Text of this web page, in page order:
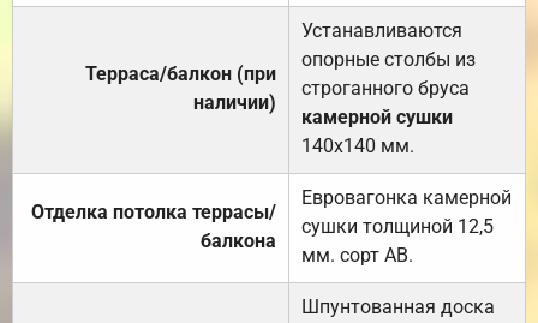
Терраса/балкон (при
наличии)
Устанавливаются
опорные столбы из
строганного бруса
камерной сушки
140х140 мм.
Отделка потолка террасы/
балкона
Евровагонка камерной
сушки толщиной 12,5
мм. сорт АВ.
Шпунтованная доска